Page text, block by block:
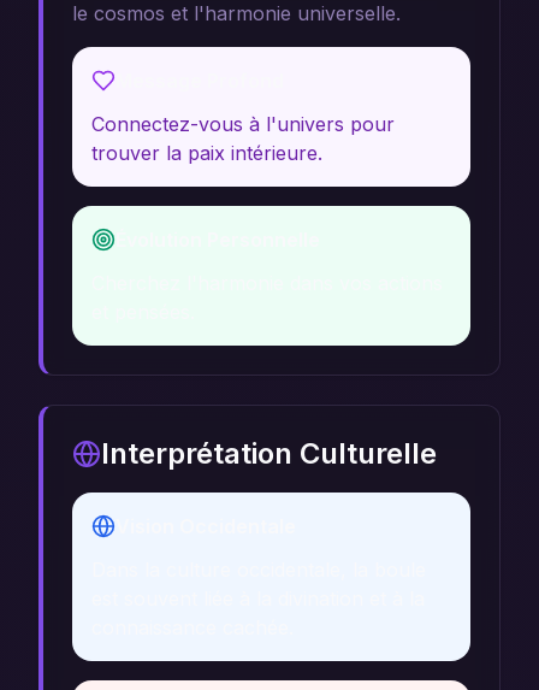
le cosmos et l'harmonie universelle.
Connectez-vous à l'univers pour
trouver la paix intérieure.
Interprétation Culturelle